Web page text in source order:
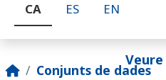
CA ES EN
Conjunts de dades